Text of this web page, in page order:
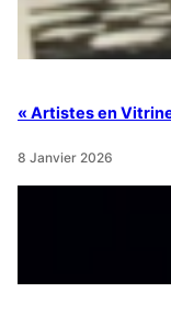
« Artistes en
8 Janvier 2026